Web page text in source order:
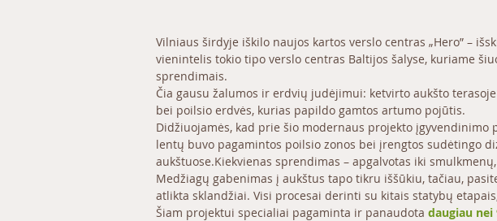
Vilniaus širdyje iškilo naujos kartos verslo centras „Hero” –
vienintelis tokio tipo verslo centras Baltijos šalyse, kuriame
sprendimais.
Čia gausu žalumos ir erdvių judėjimui: ketvirto aukšto
bei poilsio erdvės, kurias papildo gamtos artumo pojūtis.
Didžiuojamės, kad prie šio modernaus projekto
lentų buvo pagamintos poilsio zonos bei įrengtos sudėtingo
aukštuose.Kiekvienas sprendimas – apgalvotas iki
Medžiagų gabenimas į aukštus tapo tikru iššūkiu, tačiau,
atlikta sklandžiai. Visi procesai derinti su kitais statybų
Šiam projektui specialiai pagaminta ir panaudota daugiau nei